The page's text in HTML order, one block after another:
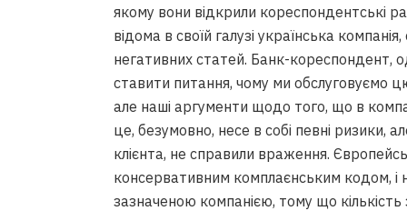
якому вони відкрили кореспондентські
відома в своїй галузі українська
негативних статей. Банк-кореспондент,
ставити питання, чому ми обслуговуємо
але наші аргументи щодо того, що в
це, безумовно, несе в собі певні ризики,
клієнта, не справили враження.
консервативним комплаєнським кодом,
зазначеною компанією, тому що